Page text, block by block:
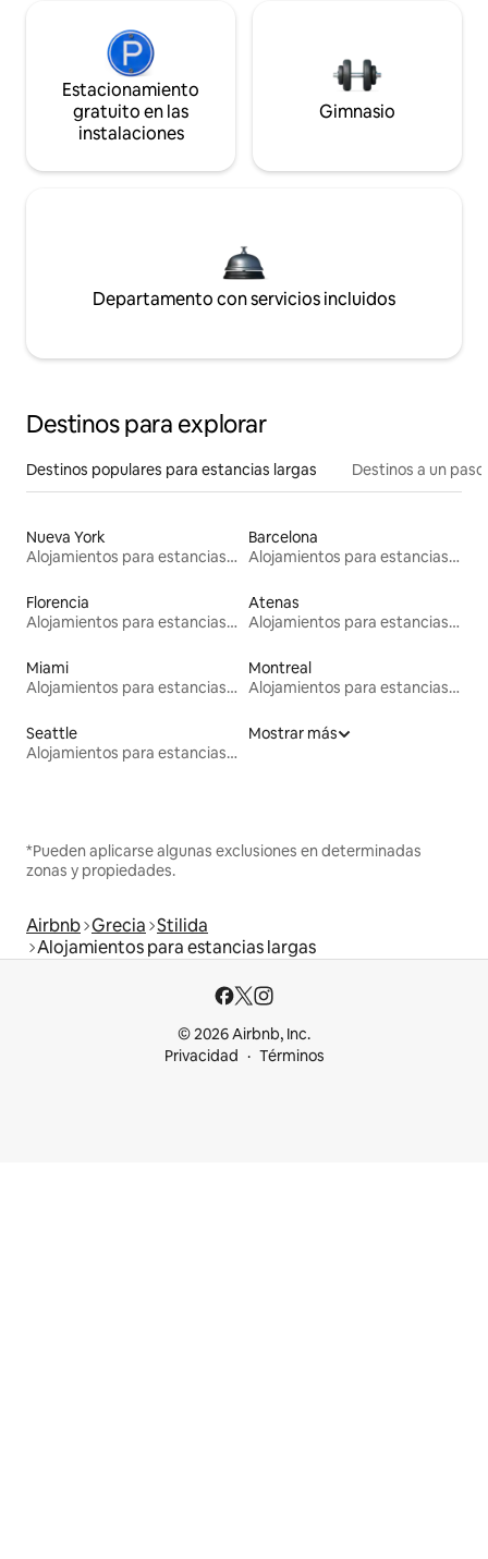
Estacionamiento
gratuito en las
instalaciones
Gimnasio
Departamento con servicios incluidos
Destinos para explorar
Destinos populares para estancias largas Destinos a un
Nueva York
Alojamientos para estancias largas
Barcelona
Alojamientos para estancias largas
Florencia
Alojamientos para estancias largas
Atenas
Alojamientos para estancias largas
Miami
Alojamientos para estancias largas
Montreal
Alojamientos para estancias largas
Seattle
Alojamientos para estancias largas
Mostrar más
*Pueden aplicarse algunas exclusiones en determinadas
zonas y propiedades.
Airbnb Grecia Stilida
Alojamientos para estancias largas
© 2026 Airbnb, Inc.
Privacidad
Términos